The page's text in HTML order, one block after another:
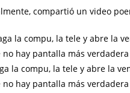
compartió un video
la compu, la tele y abre la
no hay pantalla más
la compu, la tele y abre la
no hay pantalla más verdadera